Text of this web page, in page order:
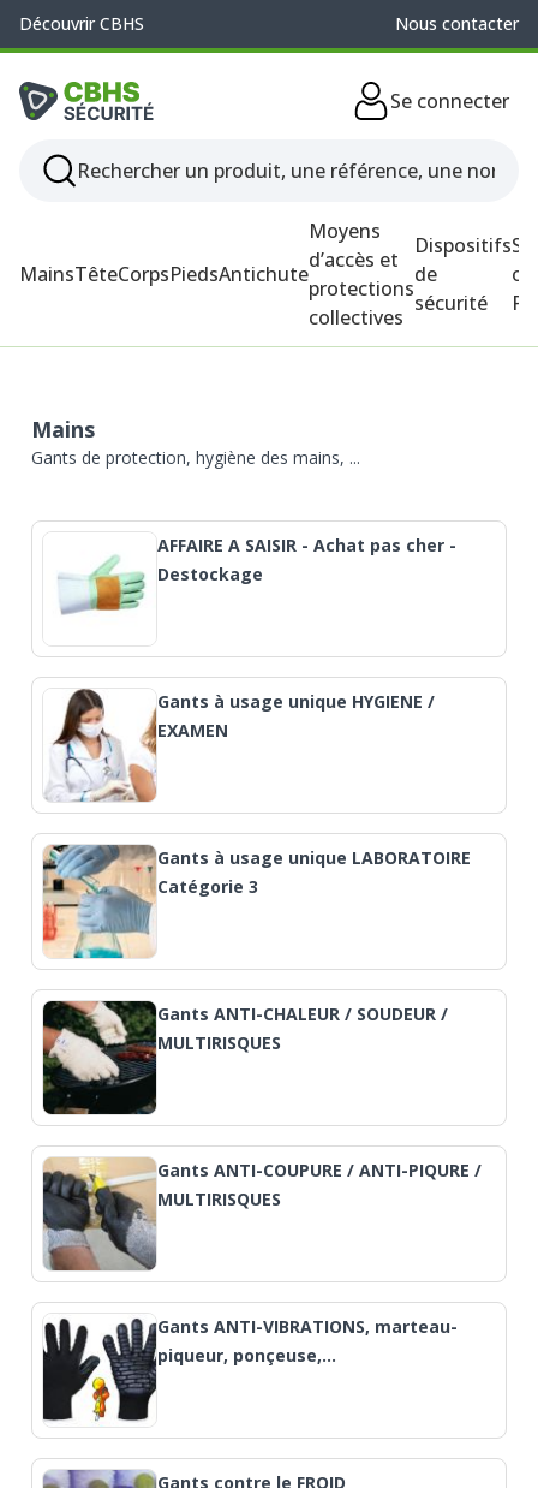
Découvrir CBHS Nous contacter
Se connecter
MainsTêteCorpsPiedsAntichute
Moyens
d’accès et
protections
collectives
Dispositifs
de
sécurité
Mains
Gants de protection, hygiène des mains, ...
AFFAIRE A SAISIR - Achat pas cher -
Destockage
Gants à usage unique HYGIENE /
EXAMEN
Gants à usage unique LABORATOIRE
Catégorie 3
Gants ANTI-CHALEUR / SOUDEUR /
MULTIRISQUES
Gants ANTI-COUPURE / ANTI-PIQURE /
MULTIRISQUES
Gants ANTI-VIBRATIONS, marteau-
piqueur, ponçeuse,…
Gants contre le FROID